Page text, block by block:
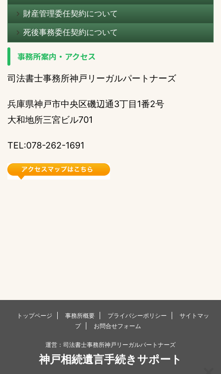
財産管理委任契約について
死後事務委任契約について
事務所案内・アクセス
司法書士事務所神戸リーガルパートナーズ
兵庫県神戸市中央区磯辺通3丁目1番2号
大和地所三宮ビル701
TEL:078-262-1691
トップページ 事務所概要 プライバシーポリシー
サイトマッ
プ
お問合せフォーム
運営：司法書士事務所神戸リーガルパートナーズ
神戸相続遺言手続きサポート